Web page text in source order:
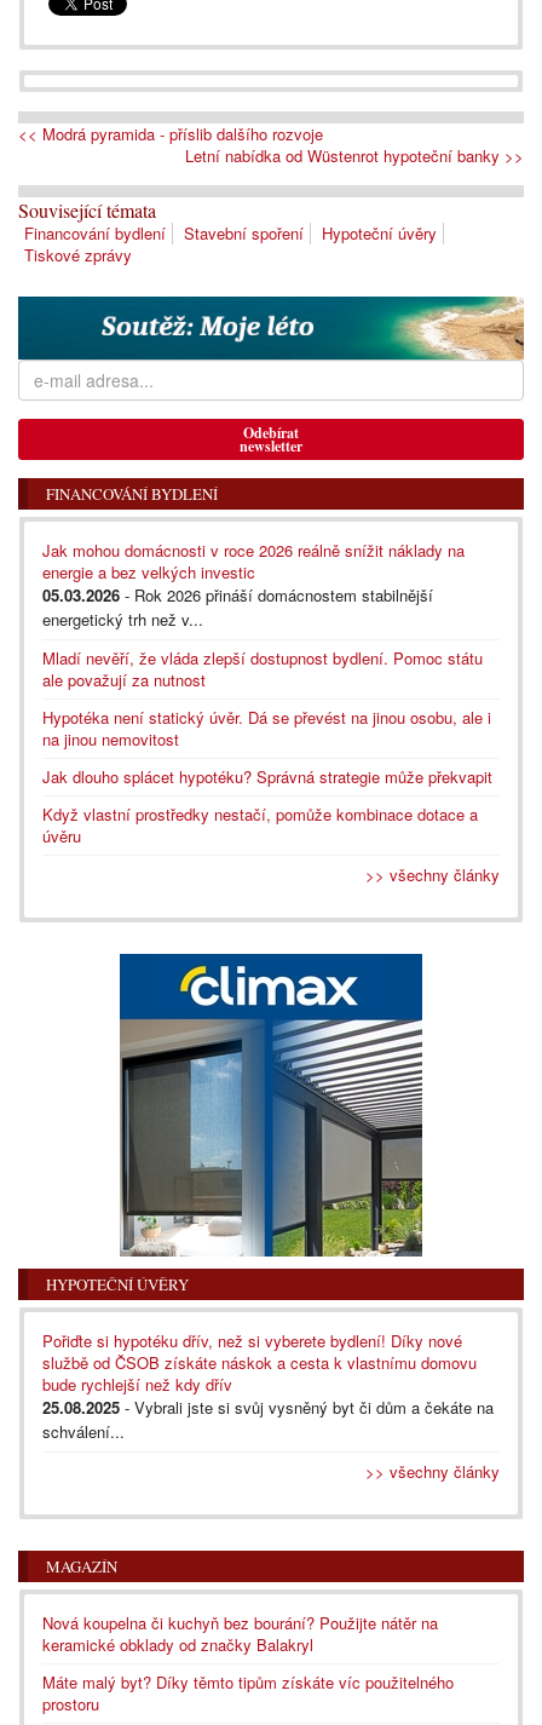
<< Modrá pyramida - příslib dalšího rozvoje
Letní nabídka od Wüstenrot hypoteční banky >>
Související témata
Financování bydlení Stavební spoření
Hypoteční úvěry
Tiskové zprávy
Odebírat
newsletter
FINANCOVÁNÍ BYDLENÍ
Jak mohou domácnosti v roce 2026 reálně snížit náklady na
energie a bez velkých investic
05.03.2026 - Rok 2026 přináší domácnostem stabilnější
energetický trh než v...
Mladí nevěří, že vláda zlepší dostupnost bydlení. Pomoc státu
ale považují za nutnost
Hypotéka není statický úvěr. Dá se převést na jinou osobu, ale i
na jinou nemovitost
Jak dlouho splácet hypotéku? Správná strategie může překvapit
Když vlastní prostředky nestačí, pomůže kombinace dotace a
úvěru
>> všechny články
HYPOTEČNÍ ÚVĚRY
Pořiďte si hypotéku dřív, než si vyberete bydlení! Díky nové
službě od ČSOB získáte náskok a cesta k vlastnímu domovu
bude rychlejší než kdy dřív
25.08.2025 - Vybrali jste si svůj vysněný byt či dům a čekáte na
schválení...
>> všechny články
MAGAZÍN
Nová koupelna či kuchyň bez bourání? Použijte nátěr na
keramické obklady od značky Balakryl
Máte malý byt? Díky těmto tipům získáte víc použitelného
prostoru